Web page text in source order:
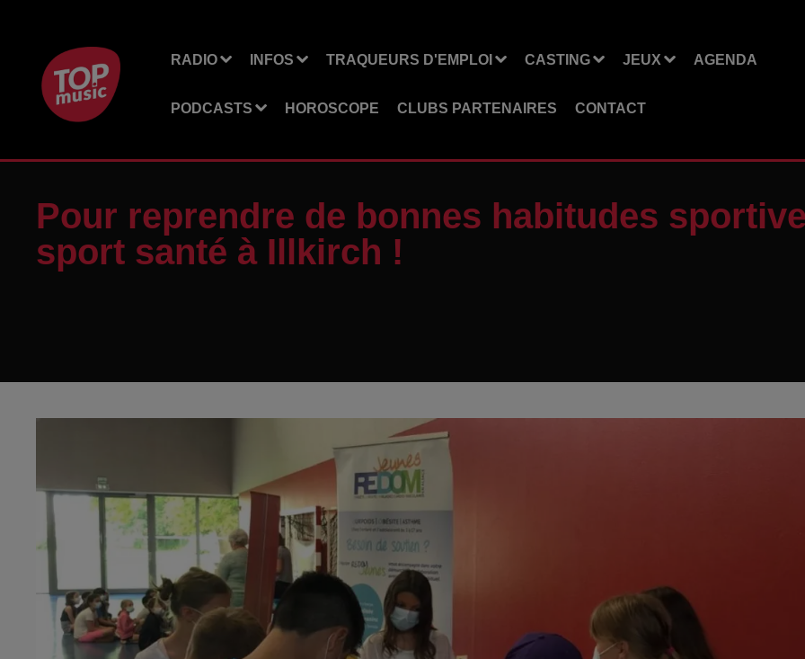
RADIO INFOS TRAQUEURS D'EMPLOI CASTING JEUX AGENDA
PODCASTS HOROSCOPE CLUBS PARTENAIRES CONTACT
Pour reprendre de bonnes habitudes
sport santé à Illkirch !